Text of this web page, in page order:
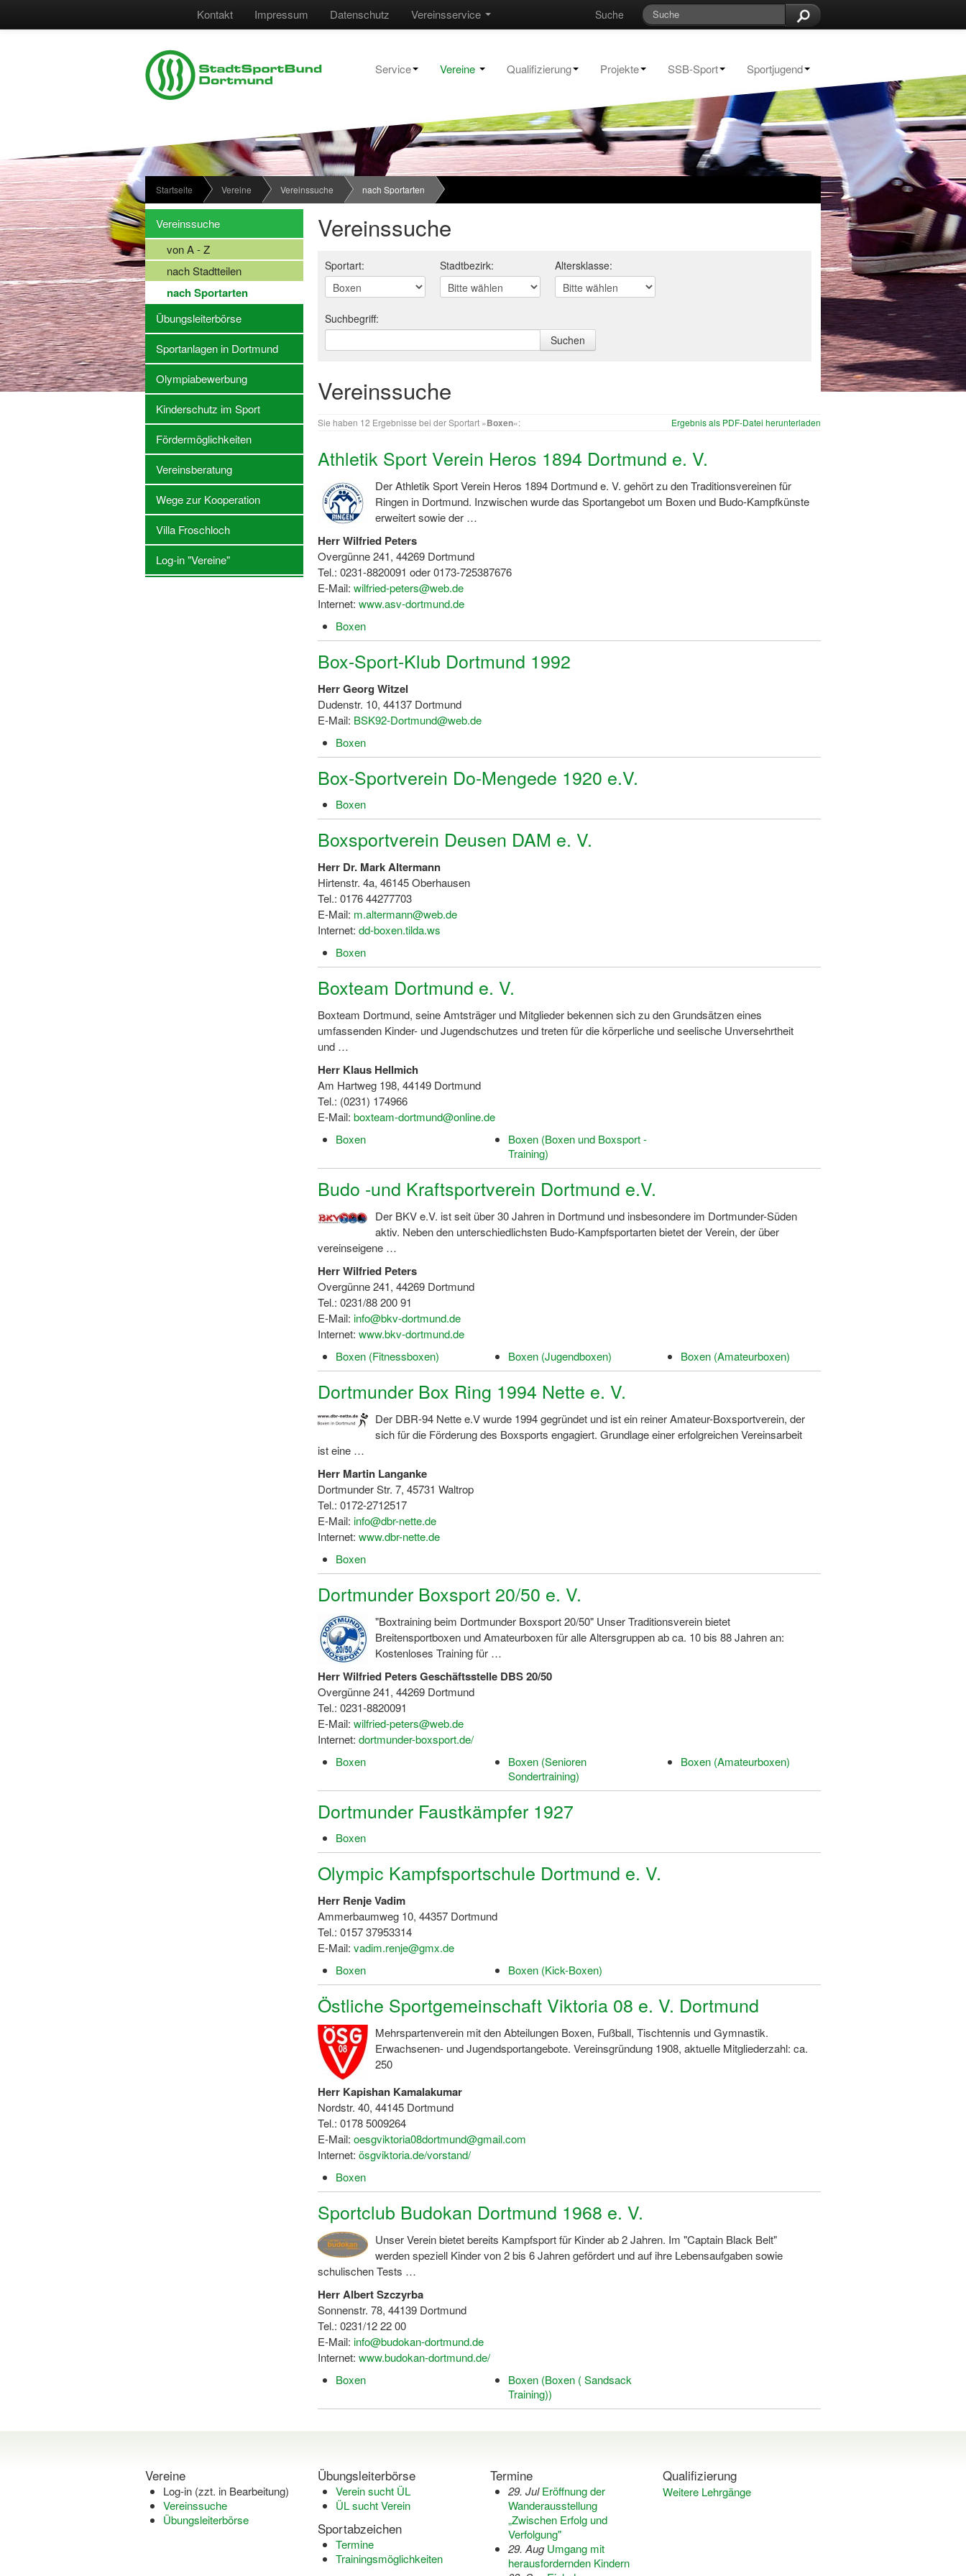
Suche
Vereinsservice
Kontakt Impressum Datenschutz
Service Vereine Qualifizierung Projekte SSB-Sport Sportjugend
Startseite Vereine Vereinssuche nach Sportarten
Vereinssuche
von A - Z
nach Stadtteilen
nach Sportarten
Übungsleiterbörse
Sportanlagen in Dortmund
Olympiabewerbung
Kinderschutz im Sport
Fördermöglichkeiten
Vereinsberatung
Wege zur Kooperation
Villa Froschloch
Log-in "Vereine"
Vereinssuche
Sportart: Stadtbezirk: Altersklasse:
Suchbegriff:
Vereinssuche
Sie haben 12 Ergebnisse bei der Sportart »Boxen«: Ergebnis als PDF-Datei herunterladen
Athletik Sport Verein Heros 1894 Dortmund e. V.
Der Athletik Sport Verein Heros 1894 Dortmund e. V. gehört zu den Traditionsvereinen für
Ringen in Dortmund. Inzwischen wurde das Sportangebot um Boxen und Budo-Kampfkünste
erweitert sowie der …
Herr Wilfried Peters
Overgünne 241, 44269 Dortmund
Tel.: 0231-8820091 oder 0173-725387676
E-Mail: wilfried-peters@web.de
Internet: www.asv-dortmund.de
Boxen
Box-Sport-Klub Dortmund 1992
Herr Georg Witzel
Dudenstr. 10, 44137 Dortmund
E-Mail: BSK92-Dortmund@web.de
Boxen
Box-Sportverein Do-Mengede 1920 e.V.
Boxen
Boxsportverein Deusen DAM e. V.
Herr Dr. Mark Altermann
Hirtenstr. 4a, 46145 Oberhausen
Tel.: 0176 44277703
E-Mail: m.altermann@web.de
Internet: dd-boxen.tilda.ws
Boxen
Boxteam Dortmund e. V.
Boxteam Dortmund, seine Amtsträger und Mitglieder bekennen sich zu den Grundsätzen eines
umfassenden Kinder- und Jugendschutzes und treten für die körperliche und seelische Unversehrtheit
und …
Herr Klaus Hellmich
Am Hartweg 198, 44149 Dortmund
Tel.: (0231) 174966
E-Mail: boxteam-dortmund@online.de
Boxen
Boxen (Boxen und Boxsport -
Training)
Budo -und Kraftsportverein Dortmund e.V.
Der BKV e.V. ist seit über 30 Jahren in Dortmund und insbesondere im Dortmunder-Süden
aktiv. Neben den unterschiedlichsten Budo-Kampfsportarten bietet der Verein, der über
vereinseigene …
Herr Wilfried Peters
Overgünne 241, 44269 Dortmund
Tel.: 0231/88 200 91
E-Mail: info@bkv-dortmund.de
Internet: www.bkv-dortmund.de
Boxen (Fitnessboxen)
Boxen (Jugendboxen) Boxen (Amateurboxen)
Dortmunder Box Ring 1994 Nette e. V.
Der DBR-94 Nette e.V wurde 1994 gegründet und ist ein reiner Amateur-Boxsportverein, der
sich für die Förderung des Boxsports engagiert. Grundlage einer erfolgreichen Vereinsarbeit
ist eine …
Herr Martin Langanke
Dortmunder Str. 7, 45731 Waltrop
Tel.: 0172-2712517
E-Mail: info@dbr-nette.de
Internet: www.dbr-nette.de
Boxen
Dortmunder Boxsport 20/50 e. V.
"Boxtraining beim Dortmunder Boxsport 20/50" Unser Traditionsverein bietet
Breitensportboxen und Amateurboxen für alle Altersgruppen ab ca. 10 bis 88 Jahren an:
Kostenloses Training für …
Herr Wilfried Peters Geschäftsstelle DBS 20/50
Overgünne 241, 44269 Dortmund
Tel.: 0231-8820091
E-Mail: wilfried-peters@web.de
Internet: dortmunder-boxsport.de/
Boxen
Boxen (Senioren
Sondertraining)
Boxen (Amateurboxen)
Dortmunder Faustkämpfer 1927
Boxen
Olympic Kampfsportschule Dortmund e. V.
Herr Renje Vadim
Ammerbaumweg 10, 44357 Dortmund
Tel.: 0157 37953314
E-Mail: vadim.renje@gmx.de
Boxen
Boxen (Kick-Boxen)
Östliche Sportgemeinschaft Viktoria 08 e. V. Dortmund
Mehrspartenverein mit den Abteilungen Boxen, Fußball, Tischtennis und Gymnastik.
Erwachsenen- und Jugendsportangebote. Vereinsgründung 1908, aktuelle Mitgliederzahl: ca.
250
Herr Kapishan Kamalakumar
Nordstr. 40, 44145 Dortmund
Tel.: 0178 5009264
E-Mail: oesgviktoria08dortmund@gmail.com
Internet: ösgviktoria.de/vorstand/
Boxen
Sportclub Budokan Dortmund 1968 e. V.
Unser Verein bietet bereits Kampfsport für Kinder ab 2 Jahren. Im "Captain Black Belt"
werden speziell Kinder von 2 bis 6 Jahren gefördert und auf ihre Lebensaufgaben sowie
schulischen Tests …
Herr Albert Szczyrba
Sonnenstr. 78, 44139 Dortmund
Tel.: 0231/12 22 00
E-Mail: info@budokan-dortmund.de
Internet: www.budokan-dortmund.de/
Boxen
Boxen (Boxen ( Sandsack
Training))
Vereine
Log-in (zzt. in Bearbeitung)
Vereinssuche
Übungsleiterbörse
Übungsleiterbörse
Verein sucht ÜL
ÜL sucht Verein
Sportabzeichen
Termine
Trainingsmöglichkeiten
Termine
29. Jul Eröffnung der
Wanderausstellung
„Zwischen Erfolg und
Verfolgung"
29. Aug Umgang mit
herausfordernden Kindern
Qualifizierung
Weitere Lehrgänge